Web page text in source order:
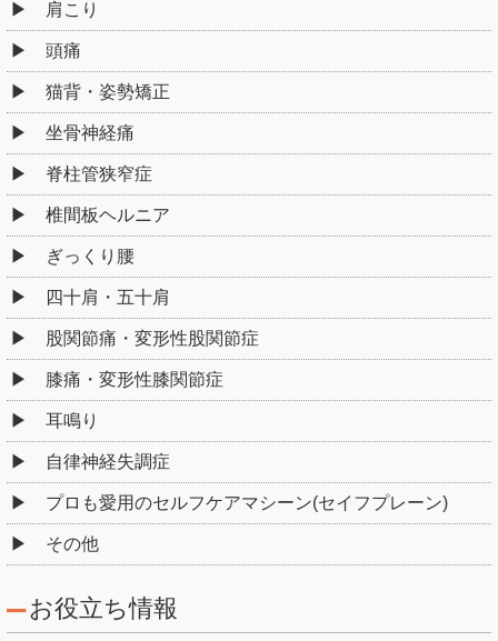
肩こり
頭痛
猫背・姿勢矯正
坐骨神経痛
脊柱管狭窄症
椎間板ヘルニア
ぎっくり腰
四十肩・五十肩
股関節痛・変形性股関節症
膝痛・変形性膝関節症
耳鳴り
自律神経失調症
プロも愛用のセルフケアマシーン(セイフプレーン)
その他
お役立ち情報